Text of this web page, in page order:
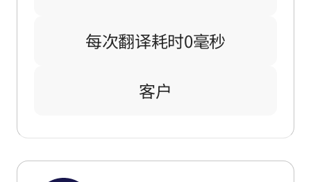
每次翻译耗时0毫秒每次翻译
客户